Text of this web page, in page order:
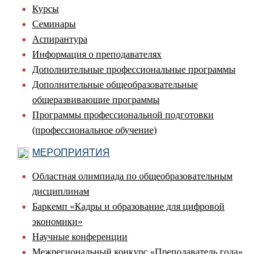
Курсы
Семинары
Аспирантура
Информация о преподавателях
Дополнительные профессиональные программы
Дополнительные общеобразовательные
общеразвивающие программы
Программы профессиональной подготовки
(профессиональное обучение)
МЕРОПРИЯТИЯ
Областная олимпиада по общеобразовательным
дисциплинам
Баркемп «Кадры и образование для цифровой
экономики»
Научные конференции